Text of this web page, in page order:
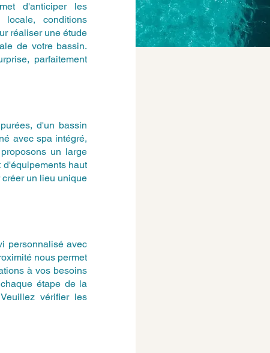
d'anticiper les
conditions
réaliser une étude
de votre bassin.
parfaitement
d'un bassin
avec spa intégré,
un large
d'équipements haut
un lieu unique
personnalisé avec
nous permet
à vos besoins
étape de la
vérifier les